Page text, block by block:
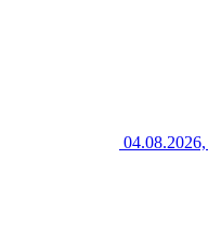
04.08.2026,